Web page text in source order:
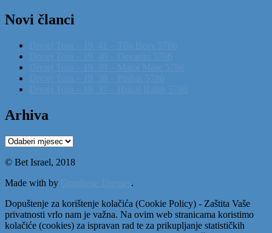
Novi članci
Arhiva
Arhiva
© Bet Israel, 2018
Made with by
.
Dopuštenje za korištenje kolačića (Cookie Policy) - Zaštita Vaše
privatnosti vrlo nam je važna. Na ovim web stranicama koristimo
kolačiće (cookies) za ispravan rad te za prikupljanje statističkih